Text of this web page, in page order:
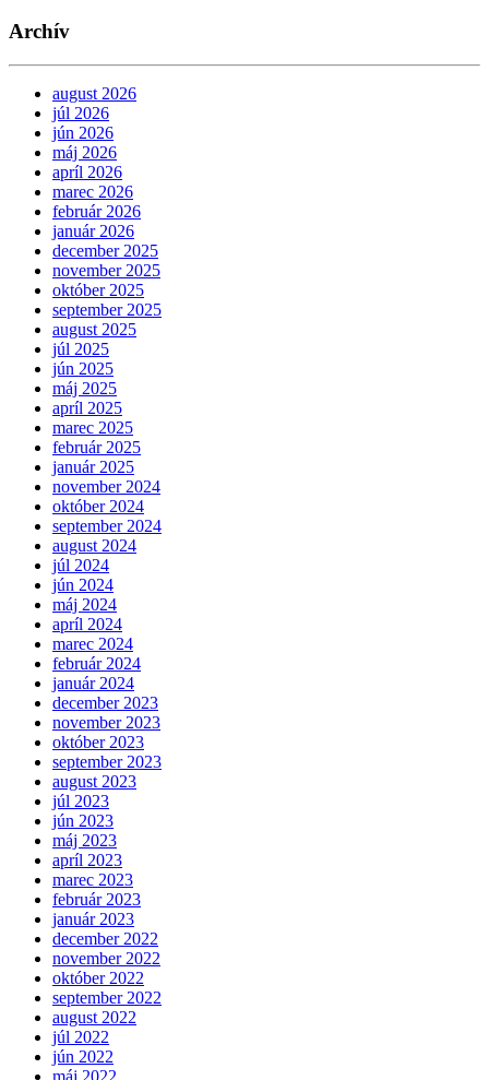
Archív
august 2026
júl 2026
jún 2026
máj 2026
apríl 2026
marec 2026
február 2026
január 2026
december 2025
november 2025
október 2025
september 2025
august 2025
júl 2025
jún 2025
máj 2025
apríl 2025
marec 2025
február 2025
január 2025
november 2024
október 2024
september 2024
august 2024
júl 2024
jún 2024
máj 2024
apríl 2024
marec 2024
február 2024
január 2024
december 2023
november 2023
október 2023
september 2023
august 2023
júl 2023
jún 2023
máj 2023
apríl 2023
marec 2023
február 2023
január 2023
december 2022
november 2022
október 2022
september 2022
august 2022
júl 2022
jún 2022
máj 2022